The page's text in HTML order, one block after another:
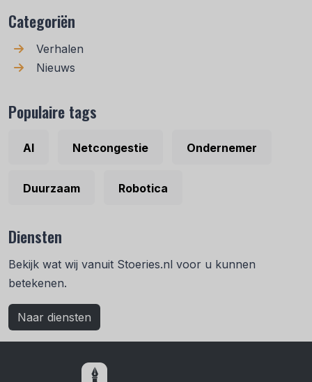
Categoriën
Verhalen
Nieuws
Populaire tags
AI Netcongestie Ondernemer
Duurzaam Robotica
Diensten
Bekijk wat wij vanuit Stoeries.nl voor u kunnen
betekenen.
Naar diensten